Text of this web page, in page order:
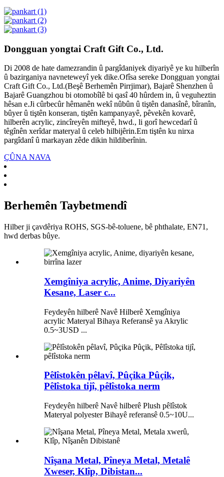
Dongguan yongtai Craft Gift Co., Ltd.
Di 2008 de hate damezrandin û pargîdaniyek diyariyê ye ku hilberîn
û bazirganiya navneteweyî yek dike.Ofîsa sereke Dongguan yongtai
Craft Gift Co., Ltd.(Beşê Berhemên Pirrjimar), Bajarê Shenzhen û
Bajarê Guangzhou bi otomobîlê bi qasî 40 hûrdem in, û veguheztin
hêsan e.Ji cûrbecûr hêmanên wekî nûbûn û tiştên danasînê, bîranîn,
bûyer û tiştên konseran, tiştên kampanyayê, pêvekên kovarê,
hilberên acrylic, zincîreyên mifteyê, hwd., li gorî hewcedarî û
têgînên xerîdar materyal û celeb hilbijêrin.Em tiştên ku nirxa
pargîdanî û markayan zêde dikin hildiberînin.
ÇÛNA NAVA
Berhemên Taybetmendî
Hilber ji çavdêriya ROHS, SGS-bê-toluene, bê phthalate, EN71,
hwd derbas bûye.
Xemgîniya acrylic, Anime, Diyariyên
Kesane, Laser c...
Feydeyên hilberê Navê Hilberê Xemgîniya
acrylic Materyal Bihaya Referansê ya Akrylic
0.5~3USD ...
Pêlîstokên pêlavî, Pûçika Pûçik,
Pêlîstoka tijî, pêlîstoka nerm
Feydeyên hilberê Navê hilberê Plush pêlîstok
Materyal polyester Bihayê referansê 0.5~10U...
Nîşana Metal, Pîneya Metal, Metalê
Xweser, Klîp, Dibistan...